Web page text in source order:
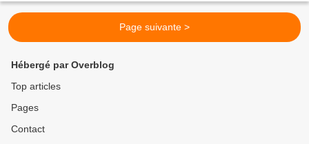
Page suivante >
Hébergé par Overblog
Top articles
Pages
Contact